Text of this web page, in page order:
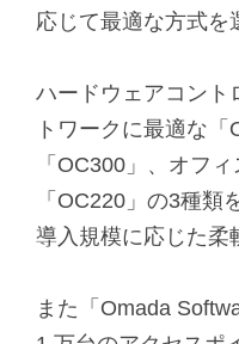
応じて最適な方式を
ハードウェアコント
トワークに最適な
「OC300」、オフ
「OC220」の3種類
導入規模に応じた柔
また「Omada